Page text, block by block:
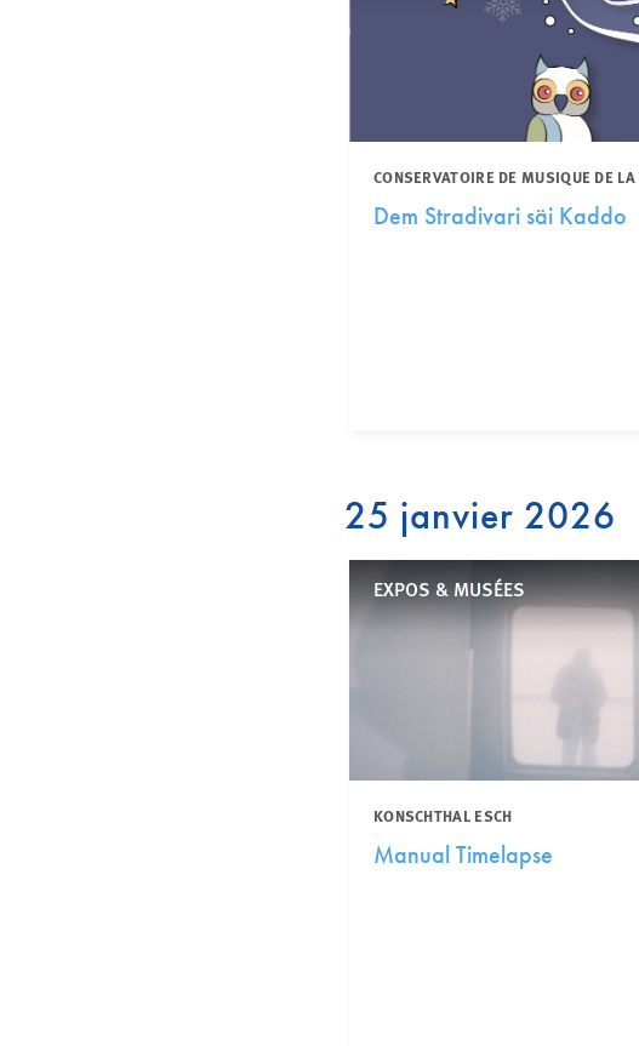
CONSERVATOIRE DE MUSIQUE DE
Dem Stradivari säi Kaddo
25 janvier 2026
EXPOS & MUSÉES
KONSCHTHAL ESCH
Manual Timelapse